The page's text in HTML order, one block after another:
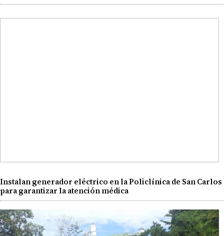
Instalan generador eléctrico en la Policlínica de San Carlos
para garantizar la atención médica